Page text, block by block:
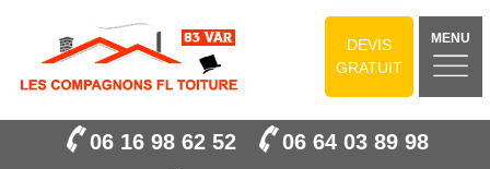
DEVIS
GRATUIT
MENU
06 16 98 62 52
06 64 03 89 98